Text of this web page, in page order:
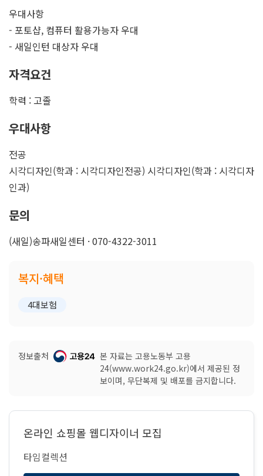
우대사항
- 포토샵, 컴퓨터 활용가능자 우대
- 새일인턴 대상자 우대
자격요건
학력 : 고졸
우대사항
전공
시각디자인(학과 : 시각디자인전공) 시각디자인(학과 : 시각디자
인과)
문의
(새일)송파새일센터 · 070-4322-3011
복지·혜택
4대보험
정보출처
본 자료는 고용노동부 고용
24(www.work24.go.kr)에서 제공된 정
보이며, 무단복제 및 배포를 금지합니다.
온라인 쇼핑몰 웹디자이너 모집
타임컬렉션